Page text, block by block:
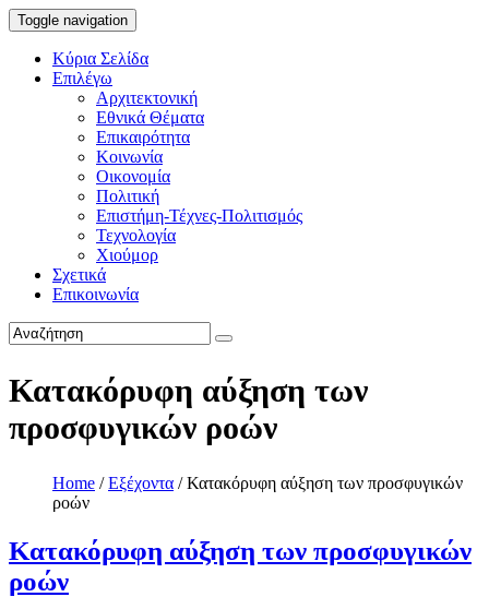
Toggle navigation
Κύρια Σελίδα
Επιλέγω
Αρχιτεκτονική
Εθνικά Θέματα
Επικαιρότητα
Κοινωνία
Οικονομία
Πολιτική
Επιστήμη-Τέχνες-Πολιτισμός
Τεχνολογία
Χιούμορ
Σχετικά
Επικοινωνία
Κατακόρυφη αύξηση των
προσφυγικών ροών
Home / Εξέχοντα / Κατακόρυφη αύξηση των προσφυγικών
ροών
Κατακόρυφη αύξηση των προσφυγικών
ροών